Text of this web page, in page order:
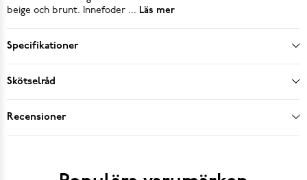
beige och brunt. Innefoder ... Läs mer
Specifikationer
Skötselråd
Recensioner